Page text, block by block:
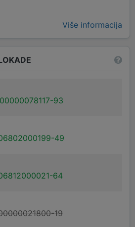
Više informacija
93
49
64
19